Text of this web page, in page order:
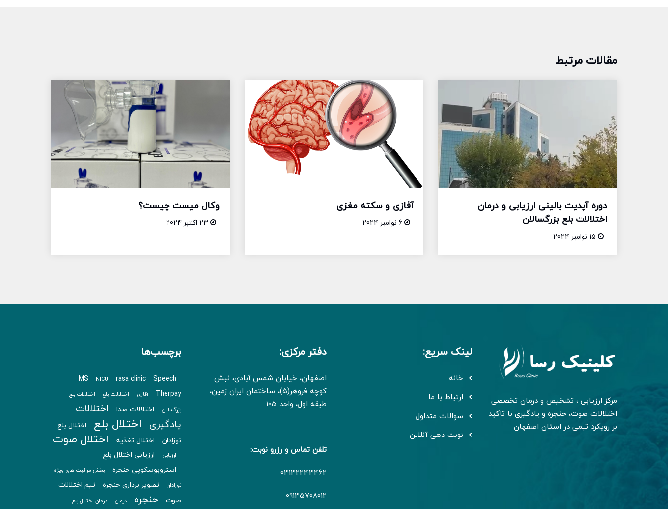
مقالات مرتبط
دوره آپدیت بالینی ارزیابی و درمان
اختلالات بلع بزرگسالان
آفازی و سکته مغزی وکال میست چیست؟
مرکز ارزیابی ، تشخیص و درمان تخصصی
اختلالات صوت، حنجره و یادگیری با تاکید
بر رویکرد تیمی در استان اصفهان
لینک سریع:
خانه
ارتباط با ما
سوالات متداول
نوبت دهی آنلاین
دفتر مرکزی:
اصفهان، خیابان شمس آبادی، نبش
کوچه فروهر(۵)، ساختمان ایران زمین،
طبقه اول، واحد 105
تلفن تماس و رزرو نوبت:
03132243462
09135708012
برچسب‌ها
MS NICU rasa clinic
Speech
Therpay
آفازی اختلالات بلع
اختلالات بلع
بزرگسالان
اختلالات صدا
اختلالات
یادگیری اختلال بلع
اختلال بلع
نوزادان
اختلال تغذیه اختلال صوت
ارزیابی
ارزیابی اختلال بلع
استروبوسکوپی حنجره
بخش مراقبت های ویژه
نوزادان
تصویر برداری حنجره
تیم اختلالات
صوت
حنجره درمان درمان اختلال بلع